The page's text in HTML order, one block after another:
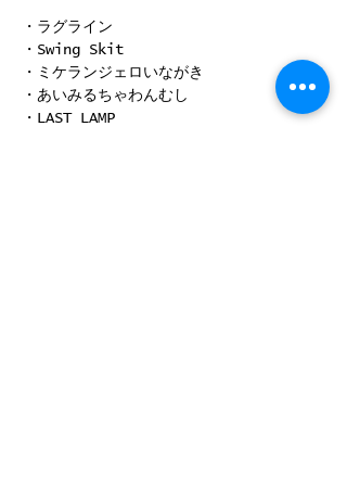
・ラグライン
・Swing Skit
・ミケランジェロいながき
・あいみるちゃわんむし
・LAST LAMP